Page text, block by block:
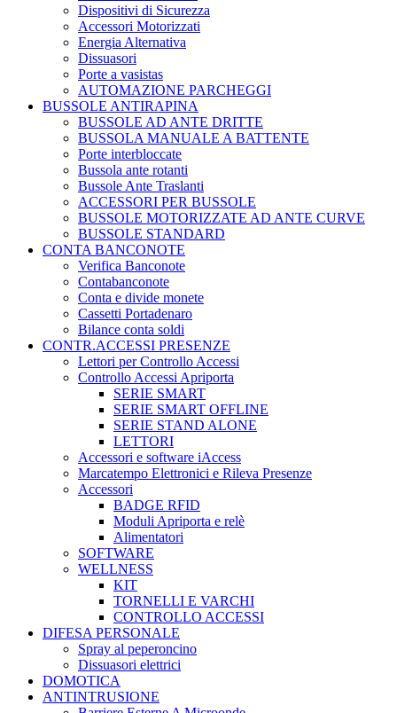
Dispositivi di Sicurezza
Accessori Motorizzati
Energia Alternativa
Dissuasori
Porte a vasistas
AUTOMAZIONE PARCHEGGI
BUSSOLE ANTIRAPINA
BUSSOLE AD ANTE DRITTE
BUSSOLA MANUALE A BATTENTE
Porte interbloccate
Bussola ante rotanti
Bussole Ante Traslanti
ACCESSORI PER BUSSOLE
BUSSOLE MOTORIZZATE AD ANTE CURVE
BUSSOLE STANDARD
CONTA BANCONOTE
Verifica Banconote
Contabanconote
Conta e divide monete
Cassetti Portadenaro
Bilance conta soldi
CONTR.ACCESSI PRESENZE
Lettori per Controllo Accessi
Controllo Accessi Apriporta
SERIE SMART
SERIE SMART OFFLINE
SERIE STAND ALONE
LETTORI
Accessori e software iAccess
Marcatempo Elettronici e Rileva Presenze
Accessori
BADGE RFID
Moduli Apriporta e relè
Alimentatori
SOFTWARE
WELLNESS
KIT
TORNELLI E VARCHI
CONTROLLO ACCESSI
DIFESA PERSONALE
Spray al peperoncino
Dissuasori elettrici
DOMOTICA
ANTINTRUSIONE